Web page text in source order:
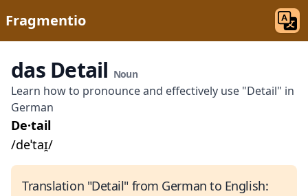
Fragmentio
das Detail Noun
Learn how to pronounce and effectively use "Detail" in
German
De·tail
/deˈtaɪ̯/
Translation "Detail" from German to English: